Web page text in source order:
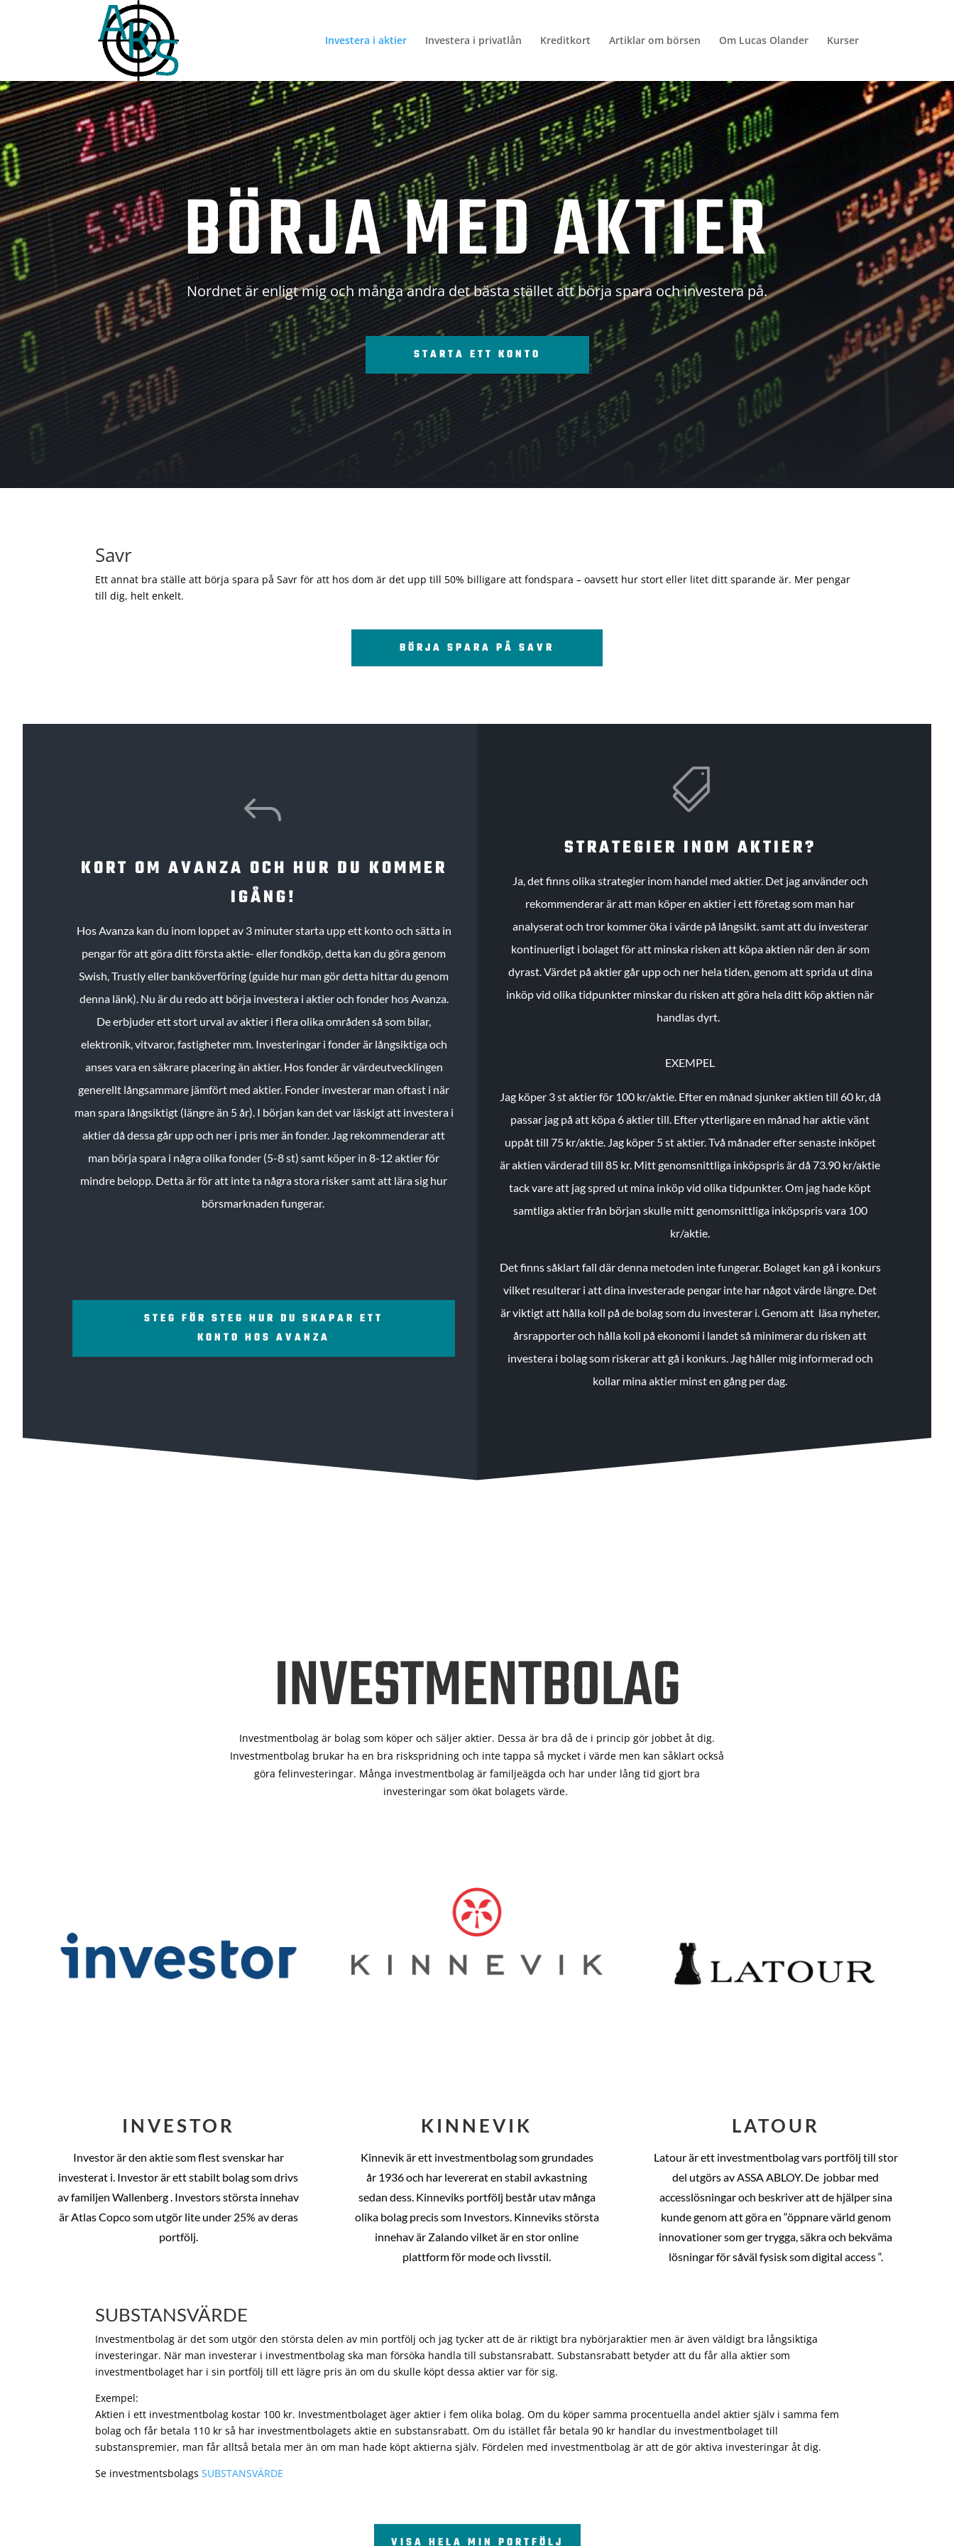
Investera i aktier Investera i privatlån Kreditkort Artiklar om börsen Om Lucas Olander Kurser
BÖRJA MED AKTIER
Nordnet är enligt mig och många andra det bästa stället att börja spara och investera på.
STARTA ETT KONTO
Savr
Ett annat bra ställe att börja spara på Savr för att hos dom är det upp till 50% billigare att fondspara – oavsett hur stort eller litet ditt sparande är. Mer pengar
till dig, helt enkelt.
BÖRJA SPARA PÅ SAVR
J
KORT OM AVANZA OCH HUR DU KOMMER
IGÅNG!
Hos Avanza kan du inom loppet av 3 minuter starta upp ett konto och sätta in
pengar för att göra ditt första aktie- eller fondköp, detta kan du göra genom
Swish, Trustly eller banköverföring (guide hur man gör detta hittar du genom
denna länk). Nu är du redo att börja investera i aktier och fonder hos Avanza.
De erbjuder ett stort urval av aktier i flera olika områden så som bilar,
elektronik, vitvaror, fastigheter mm. Investeringar i fonder är långsiktiga och
anses vara en säkrare placering än aktier. Hos fonder är värdeutvecklingen
generellt långsammare jämfört med aktier. Fonder investerar man oftast i när
man spara långsiktigt (längre än 5 år). I början kan det var läskigt att investera i
aktier då dessa går upp och ner i pris mer än fonder. Jag rekommenderar att
man börja spara i några olika fonder (5-8 st) samt köper in 8-12 aktier för
mindre belopp. Detta är för att inte ta några stora risker samt att lära sig hur
börsmarknaden fungerar.
STEG FÖR STEG HUR DU SKAPAR ETT
KONTO HOS AVANZA

STRATEGIER INOM AKTIER?
Ja, det finns olika strategier inom handel med aktier. Det jag använder och
rekommenderar är att man köper en aktier i ett företag som man har
analyserat och tror kommer öka i värde på långsikt. samt att du investerar
kontinuerligt i bolaget för att minska risken att köpa aktien när den är som
dyrast. Värdet på aktier går upp och ner hela tiden, genom att sprida ut dina
inköp vid olika tidpunkter minskar du risken att göra hela ditt köp aktien när
handlas dyrt.
EXEMPEL
Jag köper 3 st aktier för 100 kr/aktie. Efter en månad sjunker aktien till 60 kr, då
passar jag på att köpa 6 aktier till. Efter ytterligare en månad har aktie vänt
uppåt till 75 kr/aktie. Jag köper 5 st aktier.Två månader efter senaste inköpet
är aktien värderad till 85 kr. Mitt genomsnittliga inköpspris är då 73.90 kr/aktie
tack vare att jag spred ut mina inköp vid olika tidpunkter. Om jag hade köpt
samtliga aktier från början skulle mitt genomsnittliga inköpspris vara 100
kr/aktie.
Det finns såklart fall där denna metoden inte fungerar. Bolaget kan gå i konkurs
vilket resulterar i att dina investerade pengar inte har något värde längre. Det
är viktigt att hålla koll på de bolag som du investerar i. Genom att läsa nyheter,
årsrapporter och hålla koll på ekonomi i landet så minimerar du risken att
investera i bolag som riskerar att gå i konkurs. Jag håller mig informerad och
kollar mina aktier minst en gång per dag.
INVESTMENTBOLAG
Investmentbolag är bolag som köper och säljer aktier. Dessa är bra då de i princip gör jobbet åt dig.
Investmentbolag brukar ha en bra riskspridning och inte tappa så mycket i värde men kan såklart också
göra felinvesteringar. Många investmentbolag är familjeägda och har under lång tid gjort bra
investeringar som ökat bolagets värde.
INVESTOR
Investor är den aktie som flest svenskar har
investerat i. Investor är ett stabilt bolag som drivs
av familjen Wallenberg . Investors största innehav
är Atlas Copco som utgör lite under 25% av deras
portfölj.
KINNEVIK
Kinnevik är ett investmentbolag som grundades
år 1936 och har levererat en stabil avkastning
sedan dess. Kinneviks portfölj består utav många
olika bolag precis som Investors. Kinneviks största
innehav är Zalando vilket är en stor online
plattform för mode och livsstil.
LATOUR
Latour är ett investmentbolag vars portfölj till stor
del utgörs av ASSA ABLOY. De jobbar med
accesslösningar och beskriver att de hjälper sina
kunde genom att göra en “öppnare värld genom
innovationer som ger trygga, säkra och bekväma
lösningar för såväl fysisk som digital access “.
SUBSTANSVÄRDE
Investmentbolag är det som utgör den största delen av min portfölj och jag tycker att de är riktigt bra nybörjaraktier men är även väldigt bra långsiktiga
investeringar. När man investerar i investmentbolag ska man försöka handla till substansrabatt. Substansrabatt betyder att du får alla aktier som
investmentbolaget har i sin portfölj till ett lägre pris än om du skulle köpt dessa aktier var för sig.
Exempel:
Aktien i ett investmentbolag kostar 100 kr. Investmentbolaget äger aktier i fem olika bolag. Om du köper samma procentuella andel aktier själv i samma fem
bolag och får betala 110 kr så har investmentbolagets aktie en substansrabatt. Om du istället får betala 90 kr handlar du investmentbolaget till
substanspremier, man får alltså betala mer än om man hade köpt aktierna själv. Fördelen med investmentbolag är att de gör aktiva investeringar åt dig.
Se investmentsbolagsSUBSTANSVÄRDE
VISA HELA MIN PORTFÖLJ